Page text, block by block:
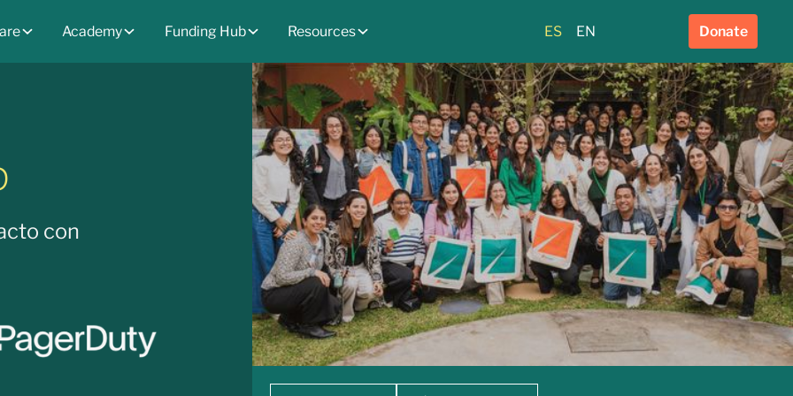
Academy Funding Hub Resources ES EN Donate
con